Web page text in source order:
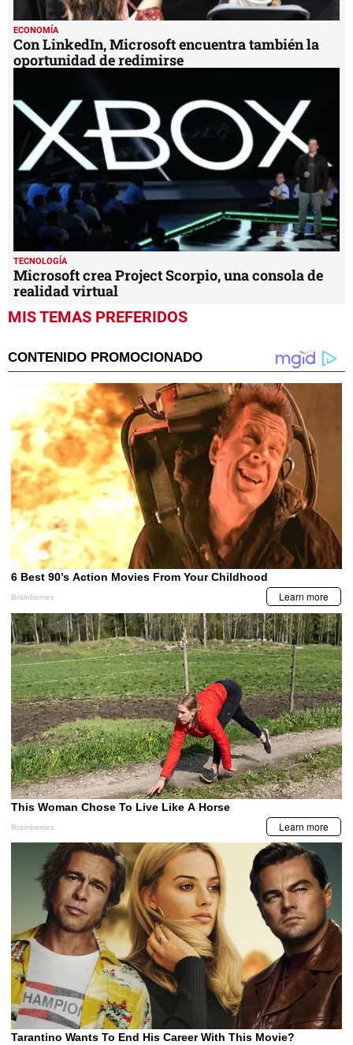
ECONOMÍA
Con LinkedIn, Microsoft encuentra también la
oportunidad de redimirse
TECNOLOGÍA
Microsoft crea Project Scorpio, una consola de
realidad virtual
MIS TEMAS PREFERIDOS